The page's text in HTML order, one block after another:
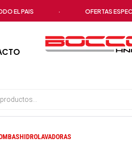
PAIS OFERTAS ESPECIALES
HIDROLAVADORAS